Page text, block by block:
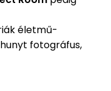
életmű-
fotográfus,